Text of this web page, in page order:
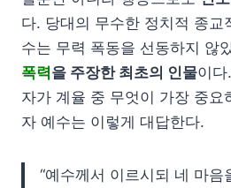
다. 당대의 무수한 정치적 종교
수는 무력 폭동을 선동하지 않
폭력을 주장한 최초의 인물이
자가 계율 중 무엇이 가장 중요
자 예수는 이렇게 대답한다.
“예수께서 이르시되 네 마